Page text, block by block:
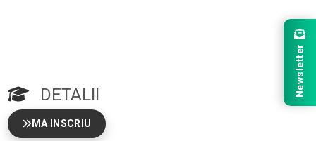
DETALII
MA INSCRIU
Newsletter